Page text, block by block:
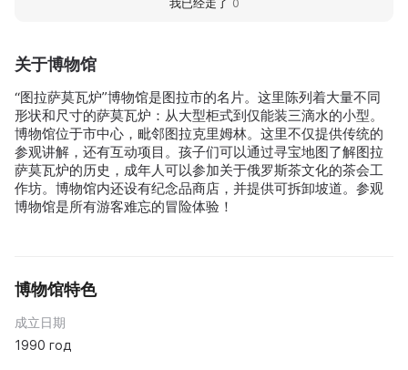
关于博物馆
“图拉萨莫瓦炉”博物馆是图拉市的名片。这里陈列着大量不同
形状和尺寸的萨莫瓦炉：从大型柜式到仅能装三滴水的小型。
博物馆位于市中心，毗邻图拉克里姆林。这里不仅提供传统的
参观讲解，还有互动项目。孩子们可以通过寻宝地图了解图拉
萨莫瓦炉的历史，成年人可以参加关于俄罗斯茶文化的茶会工
作坊。博物馆内还设有纪念品商店，并提供可拆卸坡道。参观
博物馆是所有游客难忘的冒险体验！
博物馆特色
成立日期
1990 год